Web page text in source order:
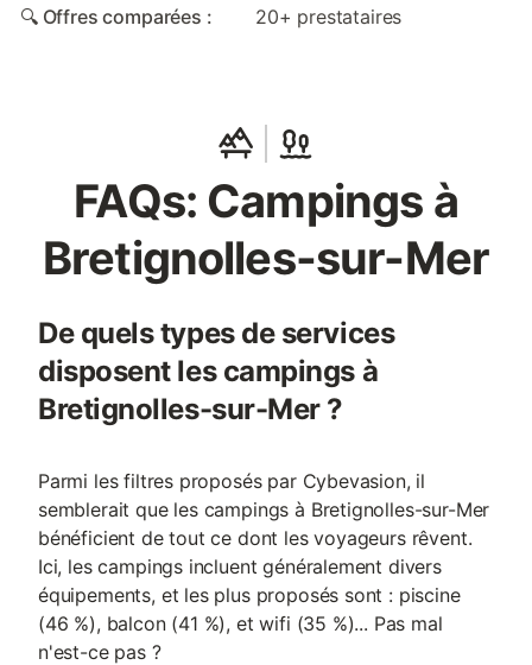
🔍 Offres comparées : 20+ prestataires
FAQs: Campings à
Bretignolles-sur-Mer
De quels types de services
disposent les campings à
Bretignolles-sur-Mer ?
Parmi les filtres proposés par Cybevasion, il
semblerait que les campings à Bretignolles-sur-Mer
bénéficient de tout ce dont les voyageurs rêvent.
Ici, les campings incluent généralement divers
équipements, et les plus proposés sont : piscine
(46 %), balcon (41 %), et wifi (35 %)... Pas mal
n'est-ce pas ?